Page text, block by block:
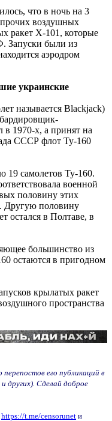
что в ночь на 3
прочих воздушных
ракет X-101, которые
Запуски были из
аэродром
украинские
называется Blackjack)
в 1970-х, а принят на
СССР флот Ту-160
19 самолетов Ту-160.
военной
половину этих
Другую половину
остался в Полтаве, в
большинство из
остаются в пригодном
крылатых ракет
пространства
его публикаций в
других). Сделай доброе
https://t.me/censorunet и